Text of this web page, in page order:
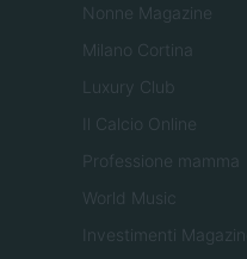
Nonne Magazine
Milano Cortina
Luxury Club
Il Calcio Online
Professione mamma
World Music
Investimenti Magazine